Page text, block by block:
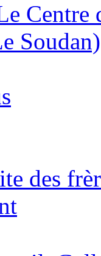
Centre
Soudan)
des